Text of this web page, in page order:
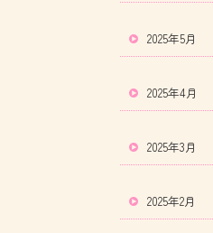
2025年5月
2025年4月
2025年3月
2025年2月